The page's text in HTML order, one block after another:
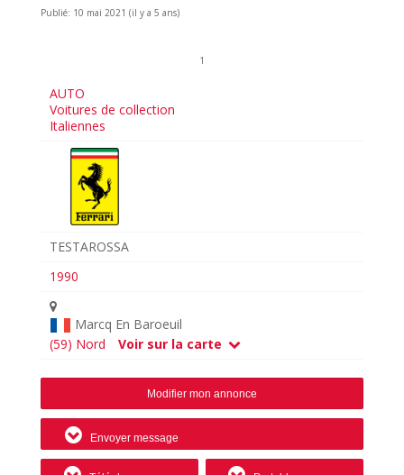
Publié: 10 mai 2021 (il y a 5 ans)
1
AUTO
Voitures de collection
Italiennes
TESTAROSSA
1990
Marcq En Baroeuil
(59) Nord
Voir sur la carte
Modifier mon annonce
Envoyer message